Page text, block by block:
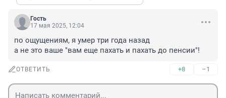
Гость
17 мая 2025, 12:04
по ощущениям, я умер три года назад
а не это ваше "вам еще пахать и пахать до пенсии"!
ОТВЕТИТЬ +8 –1